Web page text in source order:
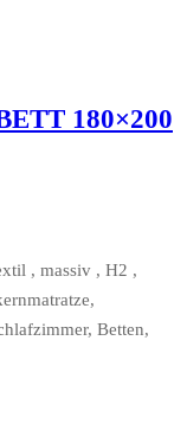
180×200
, massiv , H2 ,
Betten,